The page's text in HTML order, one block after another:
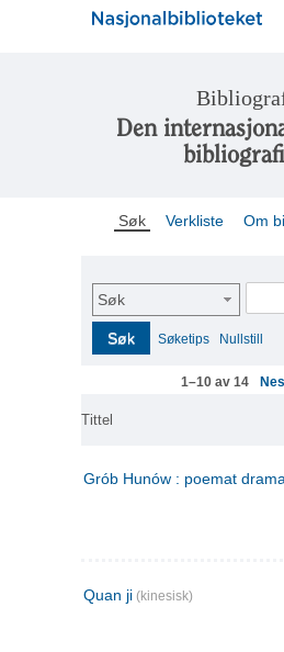
Den
Søk Verkliste Om
Søk
Søk Søketips Nullstill
1–10 av 14
Tittel
Grób Hunów : poemat
Quan ji (kinesisk)